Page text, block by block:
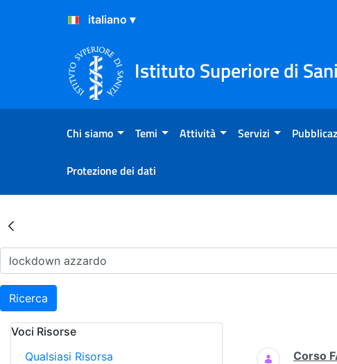
Salta al Contenuto
Salta al Footer
Istituto Superiore di
Chi siamo Temi Attività Servizi
Protezione dei dati
Risultati della Ricerca -
Ricerca
Voci Risorse
Qualsiasi Risorsa
Ricerca
Corso